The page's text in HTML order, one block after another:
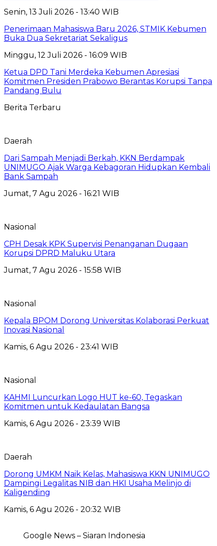
Senin, 13 Juli 2026 - 13:40 WIB
Penerimaan Mahasiswa Baru 2026, STMIK Kebumen
Buka Dua Sekretariat Sekaligus
Minggu, 12 Juli 2026 - 16:09 WIB
Ketua DPD Tani Merdeka Kebumen Apresiasi
Komitmen Presiden Prabowo Berantas Korupsi Tanpa
Pandang Bulu
Berita Terbaru
Daerah
Dari Sampah Menjadi Berkah, KKN Berdampak
UNIMUGO Ajak Warga Kebagoran Hidupkan Kembali
Bank Sampah
Jumat, 7 Agu 2026 - 16:21 WIB
Nasional
CPH Desak KPK Supervisi Penanganan Dugaan
Korupsi DPRD Maluku Utara
Jumat, 7 Agu 2026 - 15:58 WIB
Nasional
Kepala BPOM Dorong Universitas Kolaborasi Perkuat
Inovasi Nasional
Kamis, 6 Agu 2026 - 23:41 WIB
Nasional
KAHMI Luncurkan Logo HUT ke-60, Tegaskan
Komitmen untuk Kedaulatan Bangsa
Kamis, 6 Agu 2026 - 23:39 WIB
Daerah
Dorong UMKM Naik Kelas, Mahasiswa KKN UNIMUGO
Dampingi Legalitas NIB dan HKI Usaha Melinjo di
Kaligending
Kamis, 6 Agu 2026 - 20:32 WIB
Google News – Siaran Indonesia